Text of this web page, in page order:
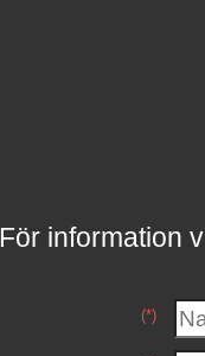
För information
(*)